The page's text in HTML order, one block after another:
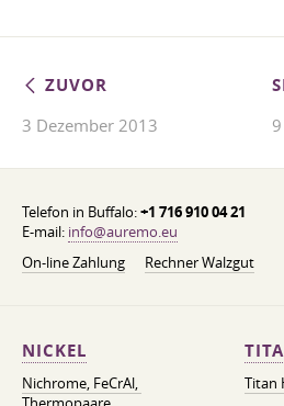
ZUVOR
3 Dezember 2013
Telefon in Buffalo:+1 716 910 04 21
E-mail: info@auremo.eu
On-line Zahlung
Rechner Walzgut
NICKEL
Nichrome, FeСrAl, ​​
Titan